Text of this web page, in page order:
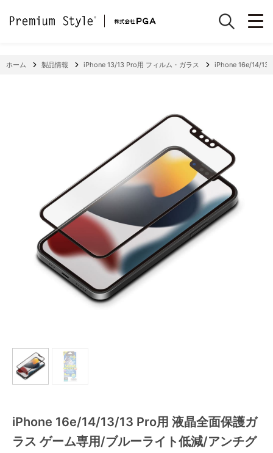
ホーム 製品情報 iPhone 13/13 Pro用 フィルム・ガラス iPhone 16e/14/13/
iPhone 16e/14/13/13 Pro用 液晶全面保護ガ
ラス ゲーム専用/ブルーライト低減/アンチグ